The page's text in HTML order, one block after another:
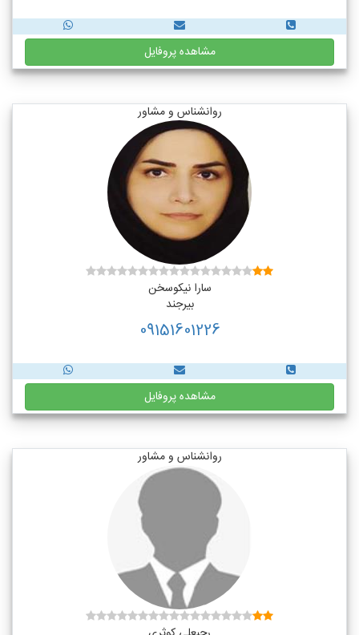
مشاهده پروفایل
روانشناس و مشاور
سارا نیکوسخن
بیرجند
09151601226
مشاهده پروفایل
روانشناس و مشاور